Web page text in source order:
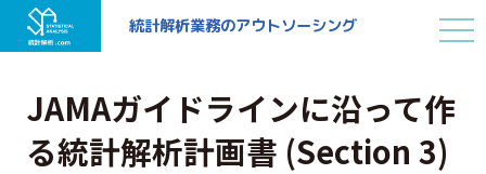
統計解析業務のアウトソーシング
JAMAガイドラインに沿って作
る統計解析計画書 (Section 3)